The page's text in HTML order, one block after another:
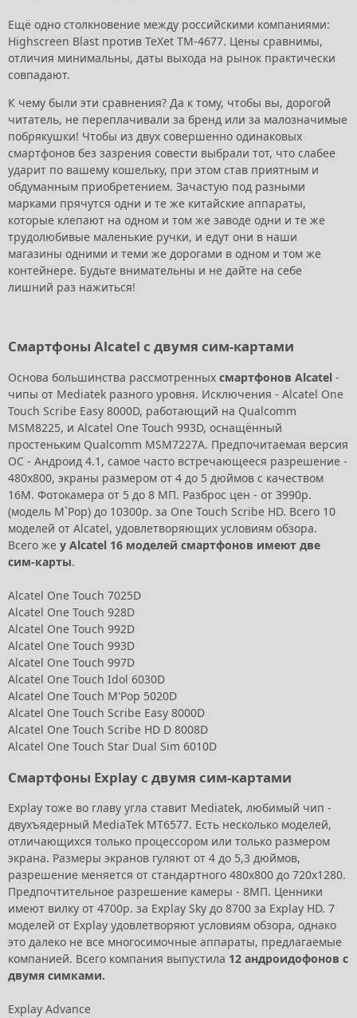
Ещё одно столкновение между российскими компаниями:
Highscreen Blast против TeXet TM-4677. Цены сравнимы,
отличия минимальны, даты выхода на рынок практически
совпадают.
К чему были эти сравнения? Да к тому, чтобы вы, дорогой
читатель, не переплачивали за бренд или за малозначимые
побрякушки! Чтобы из двух совершенно одинаковых
смартфонов без зазрения совести выбрали тот, что слабее
ударит по вашему кошельку, при этом став приятным и
обдуманным приобретением. Зачастую под разными
марками прячутся одни и те же китайские аппараты,
которые клепают на одном и том же заводе одни и те же
трудолюбивые маленькие ручки, и едут они в наши
магазины одними и теми же дорогами в одном и том же
контейнере. Будьте внимательны и не дайте на себе
лишний раз нажиться!
Смартфоны Alcatel с двумя сим-картами
Основа большинства рассмотренных смартфонов Alcatel -
чипы от Mediatek разного уровня. Исключения - Alcatel One
Touch Scribe Easy 8000D, работающий на Qualcomm
MSM8225, и Alcatel One Touch 993D, оснащённый
простеньким Qualcomm MSM7227A. Предпочитаемая версия
ОС - Андроид 4.1, самое часто встречающееся разрешение -
480x800, экраны размером от 4 до 5 дюймов с качеством
16M. Фотокамера от 5 до 8 МП. Разброс цен - от 3990р.
(модель M`Pop) до 10300р. за One Touch Scribe HD. Всего 10
моделей от Alcatel, удовлетворяющих условиям обзора.
Всего же у Alcatel 16 моделей смартфонов имеют две
сим-карты.
Alcatel One Touch 7025D
Alcatel One Touch 928D
Alcatel One Touch 992D
Alcatel One Touch 993D
Alcatel One Touch 997D
Alcatel One Touch Idol 6030D
Alcatel One Touch M'Pop 5020D
Alcatel One Touch Scribe Easy 8000D
Alcatel One Touch Scribe HD D 8008D
Alcatel One Touch Star Dual Sim 6010D
Смартфоны Explay с двумя сим-картами
Explay тоже во главу угла ставит Mediatek, любимый чип -
двухъядерный MediaTek MT6577. Есть несколько моделей,
отличающихся только процессором или только размером
экрана. Размеры экранов гуляют от 4 до 5,3 дюймов,
разрешение меняется от стандартного 480x800 до 720x1280.
Предпочтительное разрешение камеры - 8МП. Ценники
имеют вилку от 4700р. за Explay Sky до 8700 за Explay HD. 7
моделей от Explay удовлетворяют условиям обзора, однако
это далеко не все многосимочные аппараты, предлагаемые
компанией. Всего компания выпустила 12 андроидофонов с
двумя симками.
Explay Advance